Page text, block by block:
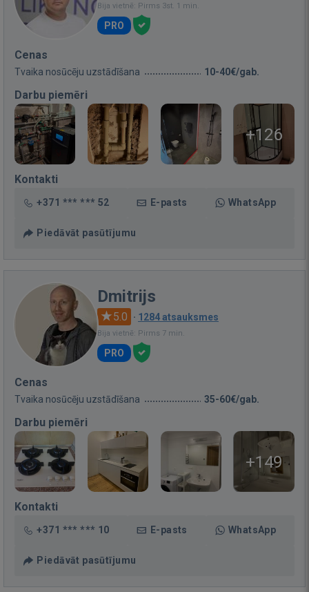
Bija vietnē: Pirms 3st. 1 min.
PRO
Cenas
Tvaika nosūcēju uzstādīšana 10-40€/gab.
Darbu piemēri
+126
Kontakti
+371 *** *** 52 E-pasts WhatsApp
Piedāvāt pasūtījumu
Dmitrijs
5.0 · 1284 atsauksmes
Bija vietnē: Pirms 7 min.
PRO
Cenas
Tvaika nosūcēju uzstādīšana 35-60€/gab.
Darbu piemēri
+149
Kontakti
+371 *** *** 10 E-pasts WhatsApp
Piedāvāt pasūtījumu